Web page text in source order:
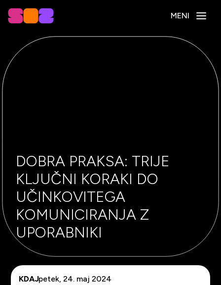
MENI
DOBRA PRAKSA: TRIJE
KLJUČNI KORAKI DO
UČINKOVITEGA
KOMUNICIRANJA Z
UPORABNIKI
KDAJpetek, 24. maj 2024